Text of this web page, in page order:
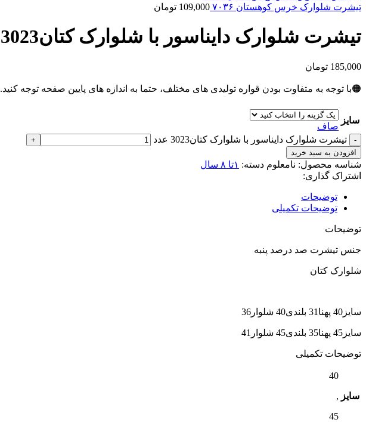
تیشرت شلوارک خرس کوهستان ۷۰۳۶ 109,000 تومان
تیشرت شلوارک دایناسور با شلوارک کتان3023
185,000 تومان
🟠با توجه به متفاوت بودن قواره تولیدی های مختلف، حتما به اندازه های پایین صفحه توجه کنید.
سایز
صاف
تیشرت شلوارک دایناسور با شلوارک کتان3023 عدد
افزودن به سبد خرید
شناسه محصول: نامعلوم دسته: ۱تا ۸ سال
اشتراک گذاری:
توضیحات
توضیحات تکمیلی
توضیحات
جنس تیشرت صد درصد پنبه
شلوارک کتان
سایز40 پهنا31 بلندی40 شلوار36
سایز45 پهنا35 بلندی45 شلوار41
توضیحات تکمیلی
سایز
40
,
45